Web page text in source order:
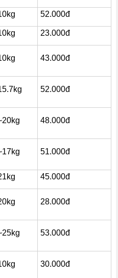
52.000đ
23.000đ
43.000đ
52.000đ
48.000đ
51.000đ
45.000đ
28.000đ
53.000đ
30.000đ